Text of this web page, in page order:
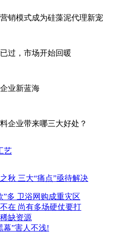
销模式成为硅藻泥代理新宠
过，市场开始回暖
业新蓝海
企业带来哪三大好处？
艺
秋 三大“痛点”亟待解决
”多 卫浴网购成重灾区
在 尚有多场硬仗要打
缺资源
幕”害人不浅!